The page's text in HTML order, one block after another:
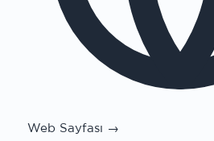
Web Sayfası →